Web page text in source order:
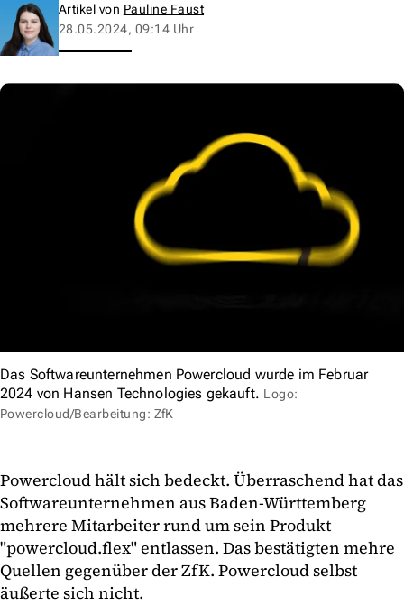
Artikel von Pauline Faust
28.05.2024, 09:14 Uhr
Das Softwareunternehmen Powercloud wurde im Februar
2024 von Hansen Technologies gekauft. Logo:
Powercloud/Bearbeitung: ZfK
Powercloud hält sich bedeckt. Überraschend hat das
Softwareunternehmen aus Baden-Württemberg
mehrere Mitarbeiter rund um sein Produkt
"powercloud.flex" entlassen. Das bestätigten mehre
Quellen gegenüber der ZfK. Powercloud selbst
äußerte sich nicht.